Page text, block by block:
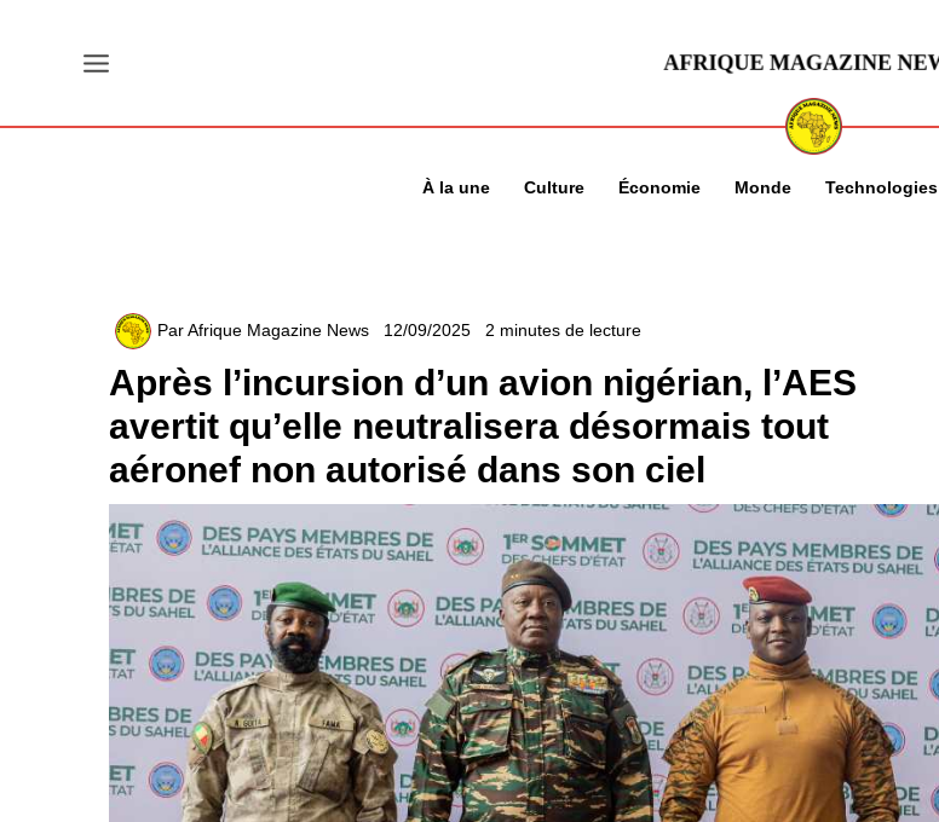
À la une Culture Économie Monde Technologies
ParAfrique Magazine News 12/09/2025 2 minutes de lecture
Après l’incursion d’un avion nigérian, l’AES
avertit qu’elle neutralisera désormais tout
aéronef non autorisé dans son ciel